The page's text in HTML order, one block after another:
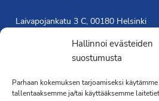
Hallinnoi evästeiden
suostumusta
Parhaan kokemuksen tarjoamiseksi
tallentaaksemme ja/tai käyttääksemme
Laivapojankatu 3 C, 00180 Helsinki
Saavutettavuusseloste »
Toiminnanjohtaja
Kimmo Järvinen